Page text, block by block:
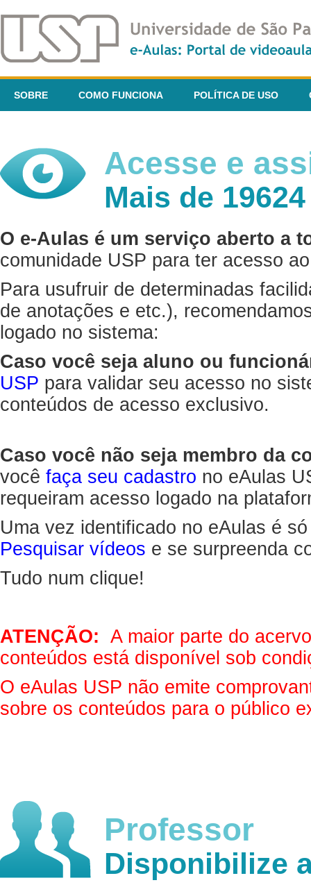
SOBRE COMO FUNCIONA POLÍTICA DE USO
Acesse e
Mais de
O e-Aulas é um serviço aberto a
comunidade USP para ter acesso
Para usufruir de determinadas
de anotações e etc.),
logado no sistema:
Caso você seja aluno ou
USP para validar seu acesso no
conteúdos de acesso exclusivo.
Caso você não seja membro da
você faça seu cadastro no eAulas
requeiram acesso logado na
Uma vez identificado no eAulas é
Pesquisar vídeos e se surpreenda
Tudo num clique!
ATENÇÃO: A maior parte do
conteúdos está disponível sob
O eAulas USP não emite
sobre os conteúdos para o público
Professor
Disponibilize